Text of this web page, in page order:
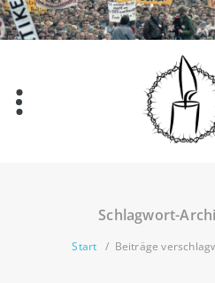
Zum
Inhalt
springen
Schlagwort-
Start / Beiträge